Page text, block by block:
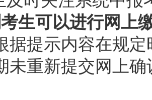
生可以进行网上
据提示内容在规
未重新提交网上